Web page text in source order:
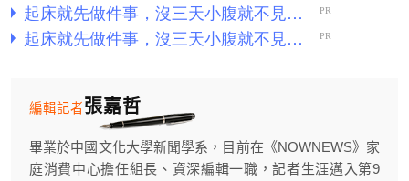
張嘉哲
編輯記者
畢業於中國文化大學新聞學系，目前在《NOWNEWS》家
庭消費中心擔任組長、資深編輯一職，記者生涯邁入第9